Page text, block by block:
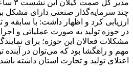
مدیر
چند سرمایه‌گذار صنعتی دارای مشکل
ارزیابی کرد و اظهار داشت: با
در حوزه تولید به صورت عملیاتی و
مشکلات فعالان این حوزه؛ برای
مهم و راهگشا بود که می‌توان در آینده
اعتلای تولید و تجارت استان داشته